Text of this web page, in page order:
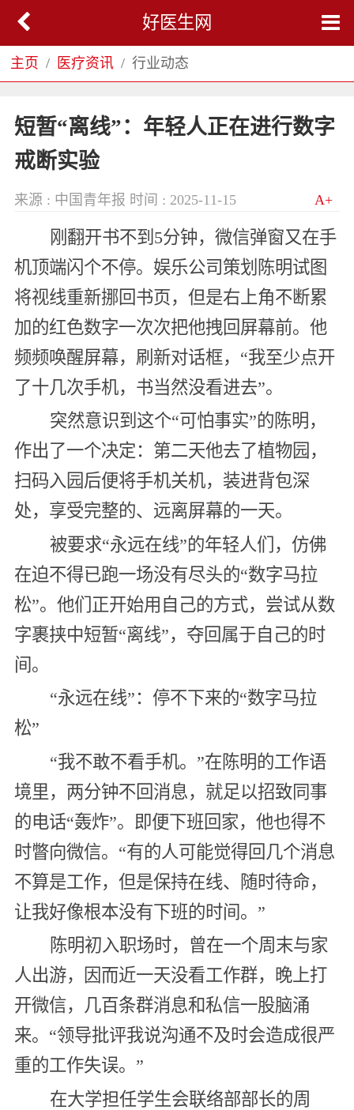
好医生网
主页 医疗资讯 行业动态
短暂“离线”：年轻人正在进行数字
戒断实验
来源 : 中国青年报 时间 : 2025-11-15 A+
刚翻开书不到5分钟，微信弹窗又在手
机顶端闪个不停。娱乐公司策划陈明试图
将视线重新挪回书页，但是右上角不断累
加的红色数字一次次把他拽回屏幕前。他
频频唤醒屏幕，刷新对话框，“我至少点开
了十几次手机，书当然没看进去”。
突然意识到这个“可怕事实”的陈明，
作出了一个决定：第二天他去了植物园，
扫码入园后便将手机关机，装进背包深
处，享受完整的、远离屏幕的一天。
被要求“永远在线”的年轻人们，仿佛
在迫不得已跑一场没有尽头的“数字马拉
松”。他们正开始用自己的方式，尝试从数
字裹挟中短暂“离线”，夺回属于自己的时
间。
“永远在线”：停不下来的“数字马拉
松”
“我不敢不看手机。”在陈明的工作语
境里，两分钟不回消息，就足以招致同事
的电话“轰炸”。即便下班回家，他也得不
时瞥向微信。“有的人可能觉得回几个消息
不算是工作，但是保持在线、随时待命，
让我好像根本没有下班的时间。”
陈明初入职场时，曾在一个周末与家
人出游，因而近一天没看工作群，晚上打
开微信，几百条群消息和私信一股脑涌
来。“领导批评我说沟通不及时会造成很严
重的工作失误。”
在大学担任学生会联络部部长的周